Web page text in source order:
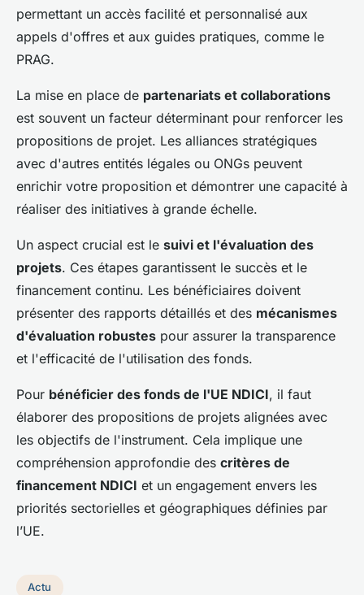
permettant un accès facilité et personnalisé aux
appels d'offres et aux guides pratiques, comme le
PRAG.
La mise en place de partenariats et collaborations
est souvent un facteur déterminant pour renforcer les
propositions de projet. Les alliances stratégiques
avec d'autres entités légales ou ONGs peuvent
enrichir votre proposition et démontrer une capacité à
réaliser des initiatives à grande échelle.
Un aspect crucial est le suivi et l'évaluation des
projets. Ces étapes garantissent le succès et le
financement continu. Les bénéficiaires doivent
présenter des rapports détaillés et des mécanismes
d'évaluation robustes pour assurer la transparence
et l'efficacité de l'utilisation des fonds.
Pour bénéficier des fonds de l'UE NDICI, il faut
élaborer des propositions de projets alignées avec
les objectifs de l'instrument. Cela implique une
compréhension approfondie des critères de
financement NDICI et un engagement envers les
priorités sectorielles et géographiques définies par
l’UE.
Actu